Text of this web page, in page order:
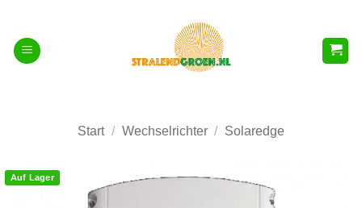
springen
Start / Wechselrichter / Solaredge
Auf Lager